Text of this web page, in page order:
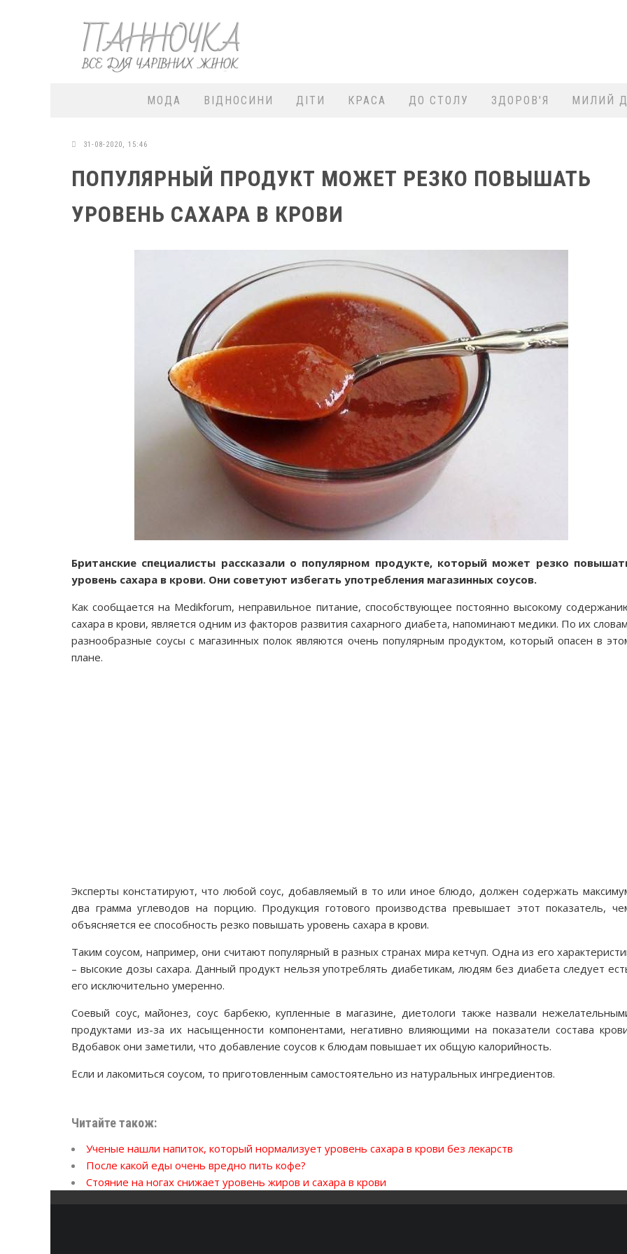
МОДА ВІДНОСИНИ ДІТИ КРАСА ДО СТОЛУ ЗДОРОВ'Я МИЛИЙ
31-08-2020, 15:46
ПОПУЛЯРНЫЙ ПРОДУКТ МОЖЕТ РЕЗКО ПОВЫШАТЬ
УРОВЕНЬ САХАРА В КРОВИ
Британские специалисты рассказали о популярном продукте, который может резко
уровень сахара в крови. Они советуют избегать употребления магазинных соусов.
Как сообщается на Medikforum, неправильное питание, способствующее постоянно высокому
сахара в крови, является одним из факторов развития сахарного диабета, напоминают медики. По их
разнообразные соусы с магазинных полок являются очень популярным продуктом, который опасен в
плане.
Эксперты констатируют, что любой соус, добавляемый в то или иное блюдо, должен содержать
два грамма углеводов на порцию. Продукция готового производства превышает этот показатель,
объясняется ее способность резко повышать уровень сахара в крови.
Таким соусом, например, они считают популярный в разных странах мира кетчуп. Одна из его
– высокие дозы сахара. Данный продукт нельзя употреблять диабетикам, людям без диабета следует
его исключительно умеренно.
Соевый соус, майонез, соус барбекю, купленные в магазине, диетологи также назвали
продуктами из-за их насыщенности компонентами, негативно влияющими на показатели состава
Вдобавок они заметили, что добавление соусов к блюдам повышает их общую калорийность.
Если и лакомиться соусом, то приготовленным самостоятельно из натуральных ингредиентов.
Читайте також:
Ученые нашли напиток, который нормализует уровень сахара в крови без лекарств
После какой еды очень вредно пить кофе?
Стояние на ногах снижает уровень жиров и сахара в крови